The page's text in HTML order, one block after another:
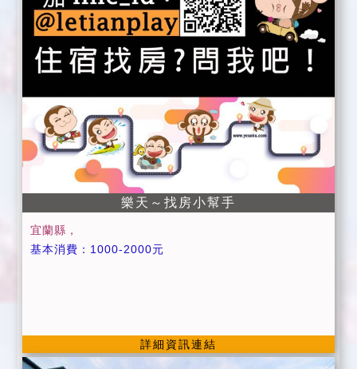
樂天～找房小幫手
宜蘭縣，
基本消費：1000-2000元
詳細資訊連結